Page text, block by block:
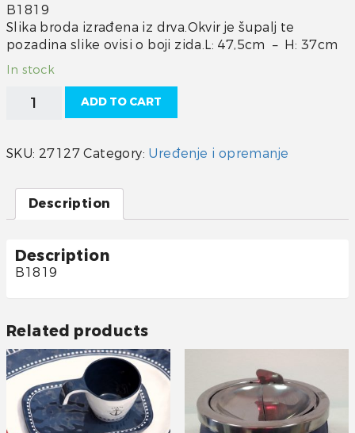
B1819
Slika broda izrađena iz drva.Okvir je šupalj te
pozadina slike ovisi o boji zida.L: 47,5cm – H: 37cm
In stock
Slika
brod
ADD TO CART
SKU: 27127 Category: Uređenje i opremanje
Description
Description
B1819
Related products